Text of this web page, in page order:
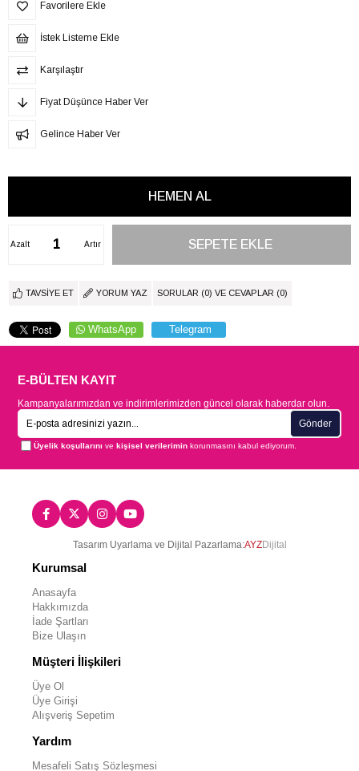
Favorilere Ekle
İstek Listeme Ekle
Karşılaştır
Fiyat Düşünce Haber Ver
Gelince Haber Ver
Artır
Azalt
TAVSIYE ET YORUM YAZ SORULAR (0) VE CEVAPLAR (0)
WhatsApp Telegram
E-BÜLTEN KAYIT
Kampanyalarımızdan ve indirimlerimizden güncel olarak haberdar olun.
Gönder
Üyelik koşullarını vekişisel verilerimin korunmasını kabul ediyorum.
Tasarım Uyarlama ve Dijital Pazarlama:AYZDijital
Kurumsal
Anasayfa
Hakkımızda
İade Şartları
Bize Ulaşın
Müşteri İlişkileri
Üye Ol
Üye Girişi
Alışveriş Sepetim
Yardım
Mesafeli Satış Sözleşmesi